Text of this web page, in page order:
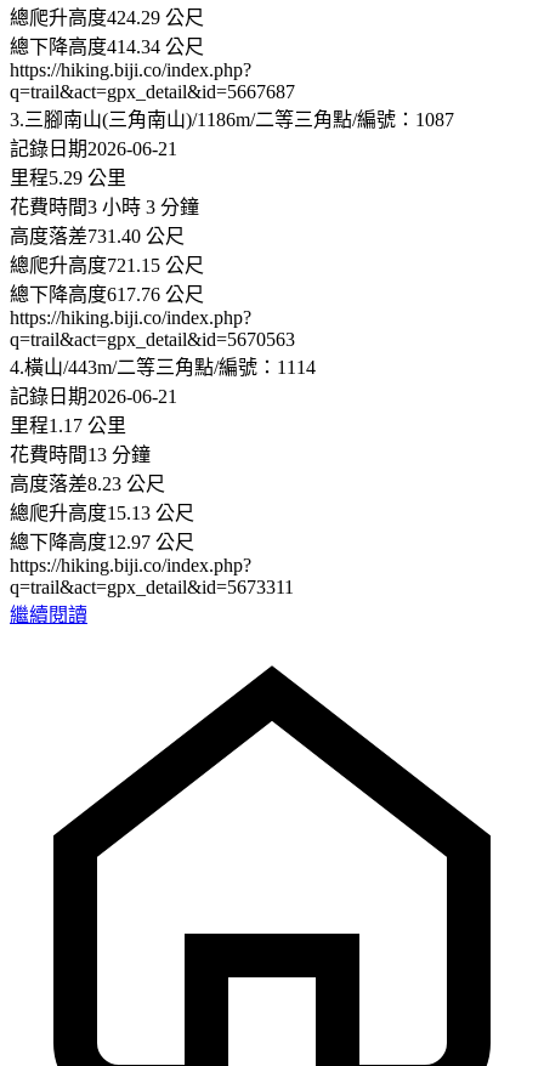
總爬升高度424.29 公尺
總下降高度414.34 公尺
https://hiking.biji.co/index.php?
q=trail&act=gpx_detail&id=5667687
3.三腳南山(三角南山)/1186m/二等三角點/編號：1087
記錄日期2026-06-21
里程5.29 公里
花費時間3 小時 3 分鐘
高度落差731.40 公尺
總爬升高度721.15 公尺
總下降高度617.76 公尺
https://hiking.biji.co/index.php?
q=trail&act=gpx_detail&id=5670563
4.橫山/443m/二等三角點/編號：1114
記錄日期2026-06-21
里程1.17 公里
花費時間13 分鐘
高度落差8.23 公尺
總爬升高度15.13 公尺
總下降高度12.97 公尺
https://hiking.biji.co/index.php?
q=trail&act=gpx_detail&id=5673311
繼續閱讀